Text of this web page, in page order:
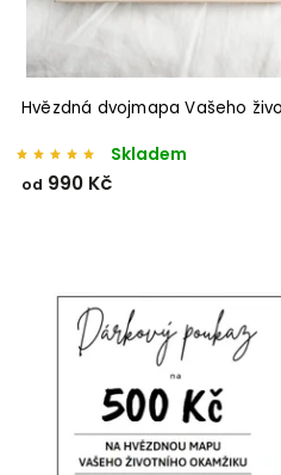
Hvězdná dvojmapa Vašeho
Skladem
od 990 Kč